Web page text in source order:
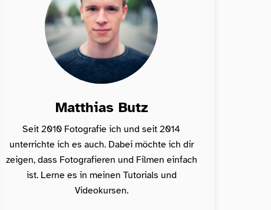
Matthias Butz
Seit 2010 Fotografie ich und seit 2014
unterrichte ich es auch. Dabei möchte ich dir
zeigen, dass Fotografieren und Filmen einfach
ist. Lerne es in meinen Tutorials und
Videokursen.